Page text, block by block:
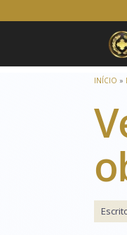
INÍCIO »